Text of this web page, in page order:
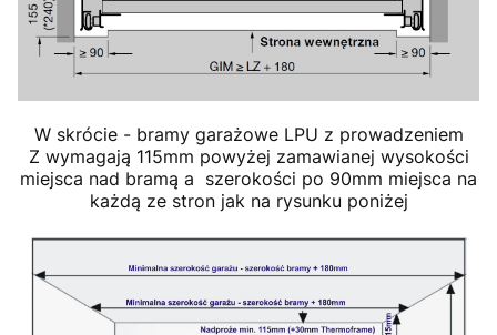
W skrócie - bramy garażowe LPU z prowadzeniem
Z wymagają 115mm powyżej zamawianej wysokości
miejsca nad bramą a szerokości po 90mm miejsca na
każdą ze stron jak na rysunku poniżej